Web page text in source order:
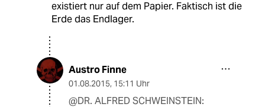
existiert nur auf dem Papier. Faktisch ist die
Erde das Endlager.
Austro Finne
01.08.2015, 15:11 Uhr
@DR. ALFRED SCHWEINSTEIN: